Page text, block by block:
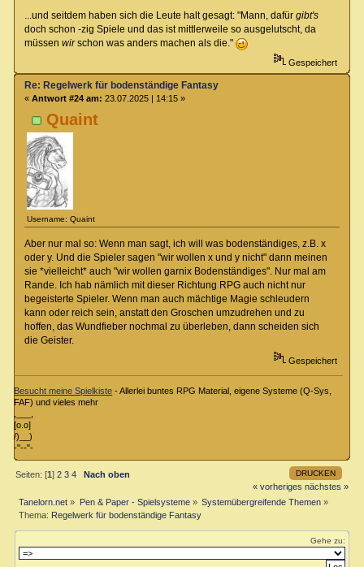
...und seitdem haben sich die Leute halt gesagt: "Mann, dafür gibt's
doch schon -zig Spiele und das ist mittlerweile so ausgelutscht, da
müssen wirschon was anders machen als die."
Gespeichert
Quaint
Username: Quaint
Re: Regelwerk für bodenständige Fantasy
« Antwort #24 am: 23.07.2025 | 14:15 »
Aber nur mal so: Wenn man sagt, ich will was bodenständiges, z.B. x
oder y. Und die Spieler sagen "wir wollen x und y nicht" dann meinen
sie *vielleicht* auch "wir wollen garnix Bodenständiges". Nur mal am
Rande. Ich hab nämlich mit dieser Richtung RPG auch nicht nur
begeisterte Spieler. Wenn man auch mächtige Magie schleudern
kann oder reich sein, anstatt den Groschen umzudrehen und zu
hoffen, das Wundfieber nochmal zu überleben, dann scheiden sich
die Geister.
Gespeichert
Besucht meine Spielkiste - Allerlei buntes RPG Material, eigene Systeme (Q-Sys,
FAF) und vieles mehr
[o.o]
/)__)
-"--"-
DRUCKEN
Seiten: [1]2 3 4
Nach oben
« vorheriges nächstes »
Tanelorn.net » Pen & Paper - Spielsysteme» Systemübergreifende Themen »
Thema: Regelwerk für bodenständige Fantasy
Gehe zu: